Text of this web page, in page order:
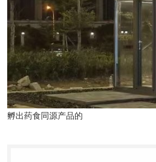
孵出药食同源产品的